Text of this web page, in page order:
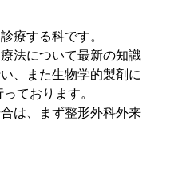
療する科です。
法について最新の知識
、また生物学的製剤に
ております。
は、まず整形外科外来